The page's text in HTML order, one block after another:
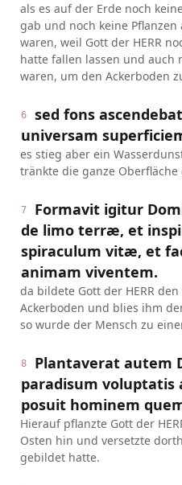
als es auf der Erde noch
gab und noch keine
waren, weil Gott der HERR
hatte fallen lassen und auch
waren, um den Ackerboden
6
sed fons
universam
es stieg aber ein
tränkte die ganze Oberfläche
7
Formavit igitur
de limo terræ, et
spiraculum vitæ, et
animam viventem.
da bildete Gott der HERR
Ackerboden und blies ihm
so wurde der Mensch zu
8
Plantaverat autem
paradisum voluptatis
posuit hominem
Hierauf pflanzte Gott der
Osten hin und versetzte
gebildet hatte.